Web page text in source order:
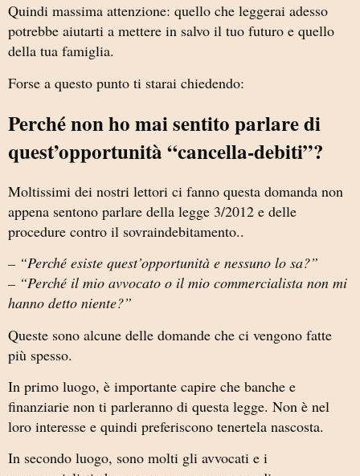
Quindi massima attenzione: quello che leggerai adesso
potrebbe aiutarti a mettere in salvo il tuo futuro e quello
della tua famiglia.
Forse a questo punto ti starai chiedendo:
Perché non ho mai sentito parlare di
quest’opportunità “cancella-debiti”?
Moltissimi dei nostri lettori ci fanno questa domanda non
appena sentono parlare della legge 3/2012 e delle
procedure contro il sovraindebitamento..
– “Perché esiste quest’opportunità e nessuno lo sa?”
– “Perché il mio avvocato o il mio commercialista non mi
hanno detto niente?”
Queste sono alcune delle domande che ci vengono fatte
più spesso.
In primo luogo, è importante capire che banche e
finanziarie non ti parleranno di questa legge. Non è nel
loro interesse e quindi preferiscono tenertela nascosta.
In secondo luogo, sono molti gli avvocati e i